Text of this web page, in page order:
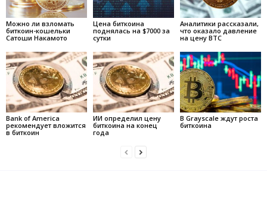
Можно ли взломать
биткоин-кошельки
Сатоши Накамото
Цена биткоина
поднялась на $7000 за
сутки
Аналитики рассказали,
что оказало давление
на цену BTC
Bank of America
рекомендует вложится
в биткоин
ИИ определил цену
биткоина на конец
года
В Grayscale ждут роста
биткоина